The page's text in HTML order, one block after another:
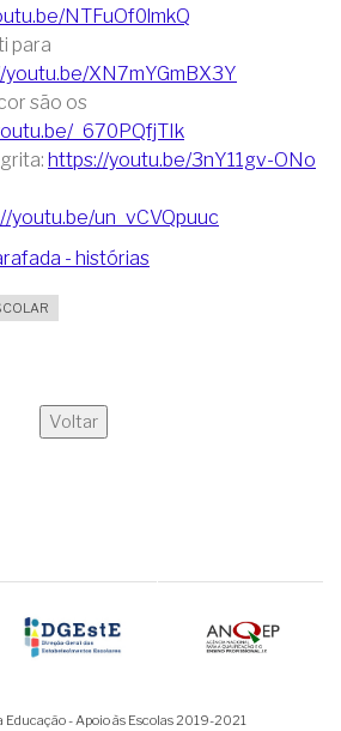
NTFuOf0lmkQ
para
XN7mYGmBX3Y
são os
_670PQfjTIk
https://youtu.be/3nY11gv-ONo
youtu.be/un_vCVQpuuc
- histórias
Voltar
Educação - Apoio às Escolas 2019-2021